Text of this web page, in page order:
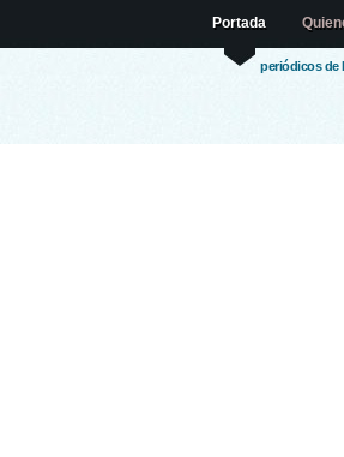
periódicos de
Portada